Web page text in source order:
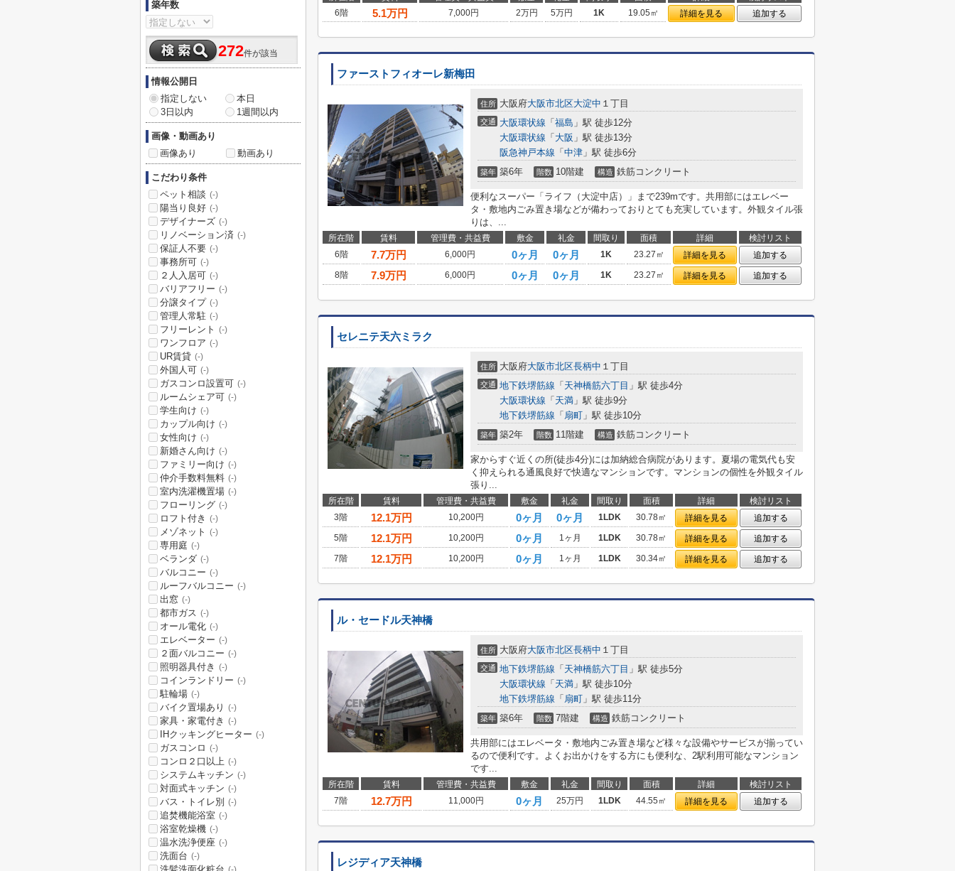
6階
5.1万円 7,000円 2万円 5万円 1K 19.05㎡ 詳細を見る 追加する
ファーストフィオーレ新梅田
住所 大阪府大阪市北区大淀中 １丁目
交通 大阪環状線 「 福島 」駅 徒歩12分
大阪環状線 「 大阪 」駅 徒歩13分
阪急神戸本線 「 中津 」駅 徒歩6分
築年 築6年 階数 10階建 構造 鉄筋コンクリート
便利なスーパー「ライフ（大淀中店）」まで239mです。共用部にはエレベー
タ・敷地内ごみ置き場などが備わっておりとても充実しています。外観タイル張
りは、...
所在階 賃料 管理費・共益費 敷金 礼金 間取り 面積 詳細
検討リスト
6階
7.7万円 6,000円 0ヶ月 0ヶ月 1K 23.27㎡ 詳細を見る
追加する
8階
7.9万円 6,000円 0ヶ月 0ヶ月 1K 23.27㎡ 詳細を見る 追加する
セレニテ天六ミラク
住所 大阪府大阪市北区長柄中 １丁目
交通 地下鉄堺筋線 「 天神橋筋六丁目 」駅 徒歩4分
大阪環状線 「 天満 」駅 徒歩9分
地下鉄堺筋線 「 扇町 」駅 徒歩10分
築年 築2年 階数 11階建 構造 鉄筋コンクリート
家からすぐ近くの所(徒歩4分)には加納総合病院があります。夏場の電気代も安
く抑えられる通風良好で快適なマンションです。マンションの個性を外観タイル
張り...
所在階 賃料 管理費・共益費 敷金 礼金 間取り 面積 詳細
検討リスト
3階
12.1万円 10,200円 0ヶ月 0ヶ月 1LDK 30.78㎡ 詳細を見る
追加する
5階
12.1万円 10,200円 0ヶ月 1ヶ月 1LDK 30.78㎡ 詳細を見る
追加する
7階
12.1万円 10,200円 0ヶ月 1ヶ月 1LDK 30.34㎡ 詳細を見る 追加する
ル・セードル天神橋
住所 大阪府大阪市北区長柄中 １丁目
交通 地下鉄堺筋線 「 天神橋筋六丁目 」駅 徒歩5分
大阪環状線 「 天満 」駅 徒歩10分
地下鉄堺筋線 「 扇町 」駅 徒歩11分
築年 築6年 階数 7階建 構造 鉄筋コンクリート
共用部にはエレベータ・敷地内ごみ置き場など様々な設備やサービスが揃ってい
るので便利です。よくお出かけをする方にも便利な、2駅利用可能なマンション
です...
所在階 賃料 管理費・共益費 敷金 礼金 間取り 面積 詳細
検討リスト
7階
12.7万円 11,000円 0ヶ月 25万円 1LDK 44.55㎡ 詳細を見る 追加する
レジディア天神橋
築年数
272件が該当
情報公開日
指定しない
本日
3日以内
1週間以内
画像・動画あり
画像あり
動画あり
こだわり条件
ペット相談 (-)
陽当り良好 (-)
デザイナーズ (-)
リノベーション済 (-)
保証人不要 (-)
事務所可 (-)
２人入居可 (-)
バリアフリー (-)
分譲タイプ (-)
管理人常駐 (-)
フリーレント (-)
ワンフロア (-)
UR賃貸 (-)
外国人可 (-)
ガスコンロ設置可 (-)
ルームシェア可 (-)
学生向け (-)
カップル向け (-)
女性向け (-)
新婚さん向け (-)
ファミリー向け (-)
仲介手数料無料 (-)
室内洗濯機置場 (-)
フローリング (-)
ロフト付き (-)
メゾネット (-)
専用庭 (-)
ベランダ (-)
バルコニー (-)
ルーフバルコニー (-)
出窓 (-)
都市ガス (-)
オール電化 (-)
エレベーター (-)
２面バルコニー (-)
照明器具付き (-)
コインランドリー (-)
駐輪場 (-)
バイク置場あり (-)
家具・家電付き (-)
IHクッキングヒーター (-)
ガスコンロ (-)
コンロ２口以上 (-)
システムキッチン (-)
対面式キッチン (-)
バス・トイレ別 (-)
追焚機能浴室 (-)
浴室乾燥機 (-)
温水洗浄便座 (-)
洗面台 (-)